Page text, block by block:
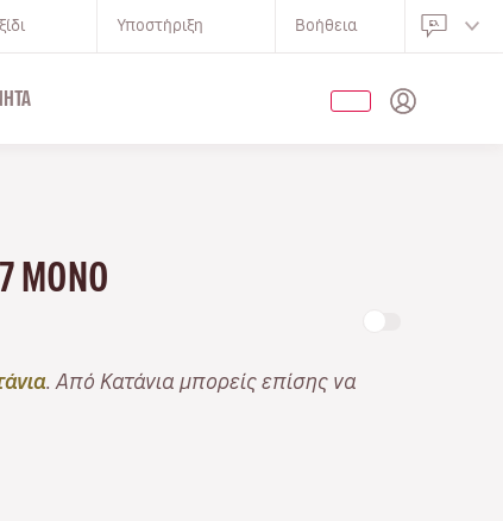
Υποστήριξη Βοήθεια
ΜΌΝΟ
. Από Κατάνια μπορείς επίσης να